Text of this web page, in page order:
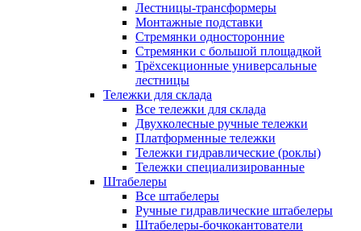
Лестницы-трансформеры
Монтажные подставки
Стремянки односторонние
Стремянки с большой площадкой
Трёхсекционные универсальные
лестницы
Тележки для склада
Все тележки для склада
Двухколесные ручные тележки
Платформенные тележки
Тележки гидравлические (роклы)
Тележки специализированные
Штабелеры
Все штабелеры
Ручные гидравлические штабелеры
Штабелеры-бочкокантователи